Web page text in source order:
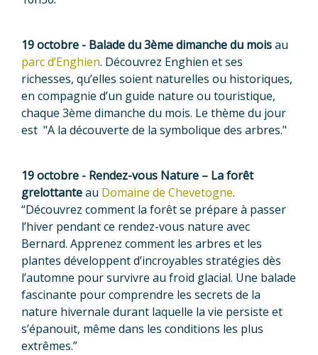
19 octobre - Balade du 3ème dimanche du moisau
parc d’Enghien. Découvrez Enghien et ses
richesses, qu’elles soient naturelles ou historiques,
en compagnie d’un guide nature ou touristique,
chaque 3ème dimanche du mois. Le thème du jour
est "A la découverte de la symbolique des arbres."
19 octobre - Rendez-vous Nature – La forêt
grelottanteau Domaine de Chevetogne.
“Découvrez comment la forêt se prépare à passer
l’hiver pendant ce rendez-vous nature avec
Bernard. Apprenez comment les arbres et les
plantes développent d’incroyables stratégies dès
l’automne pour survivre au froid glacial. Une balade
fascinante pour comprendre les secrets de la
nature hivernale durant laquelle la vie persiste et
s’épanouit, même dans les conditions les plus
extrêmes.”